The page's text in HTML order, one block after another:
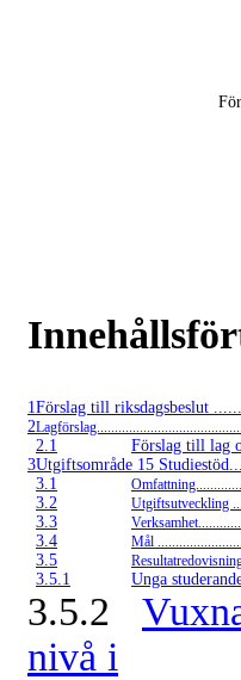
1Förslag till riksdagsbeslut
2
2.1
Förslag till lag
3Utgiftsområde 15
3.1
3.2 Utgiftsutveckling
3.3
3.4 Mål
3.5
3.5.1 Unga
3.5.2
nivå i